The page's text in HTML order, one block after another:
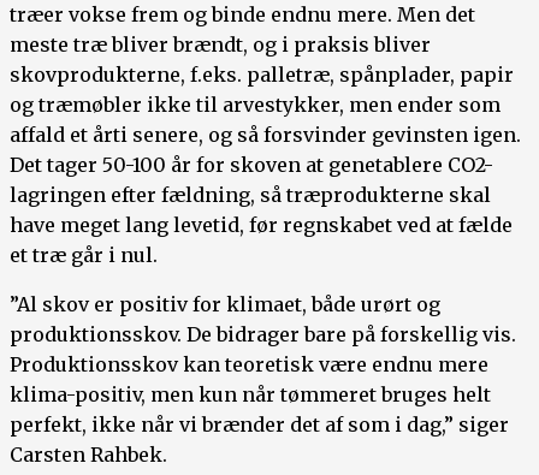
træer vokse frem og binde endnu mere. Men det
meste træ bliver brændt, og i praksis bliver
skovprodukterne, f.eks. palletræ, spånplader, papir
og træmøbler ikke til arvestykker, men ender som
affald et årti senere, og så forsvinder gevinsten igen.
Det tager 50-100 år for skoven at genetablere CO2-
lagringen efter fældning, så træprodukterne skal
have meget lang levetid, før regnskabet ved at fælde
et træ går i nul.
”Al skov er positiv for klimaet, både urørt og
produktionsskov. De bidrager bare på forskellig vis.
Produktionsskov kan teoretisk være endnu mere
klima-positiv, men kun når tømmeret bruges helt
perfekt, ikke når vi brænder det af som i dag,” siger
Carsten Rahbek.